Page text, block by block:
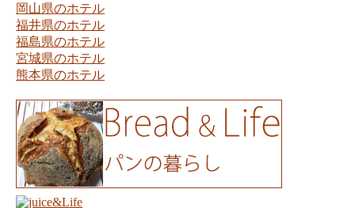
岡山県のホテル
福井県のホテル
福島県のホテル
宮城県のホテル
熊本県のホテル